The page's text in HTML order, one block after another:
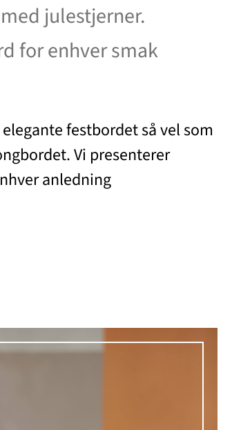
julestjerner.
for enhver smak
festbordet så vel som
Vi presenterer
anledning